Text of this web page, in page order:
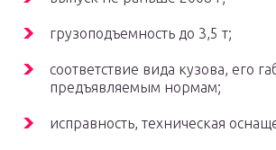
грузоподъемность до 3,5 т;
соответствие вида кузова, его
предъявляемым нормам;
исправность, техническая